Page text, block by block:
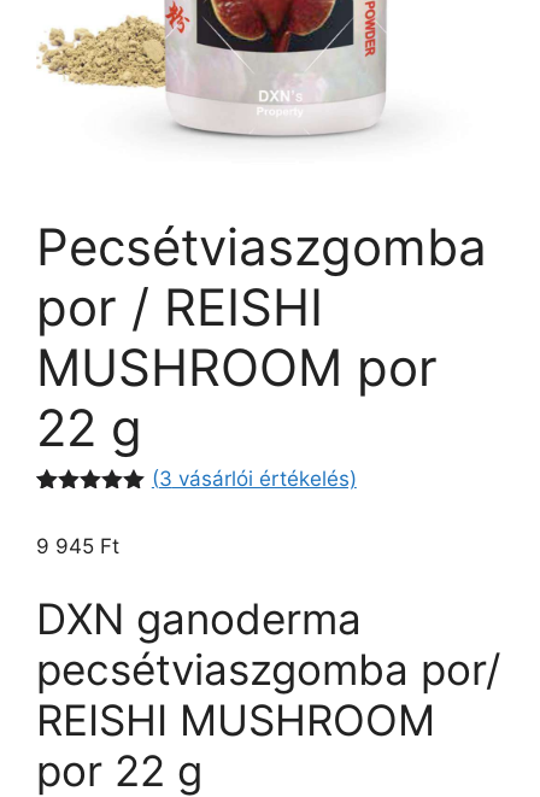
Pecsétviaszgomba
por / REISHI
MUSHROOM por
22 g
ből,
(3 vásárlói értékelés)
9 945 Ft
DXN ganoderma
pecsétviaszgomba por/
REISHI MUSHROOM
por 22 g